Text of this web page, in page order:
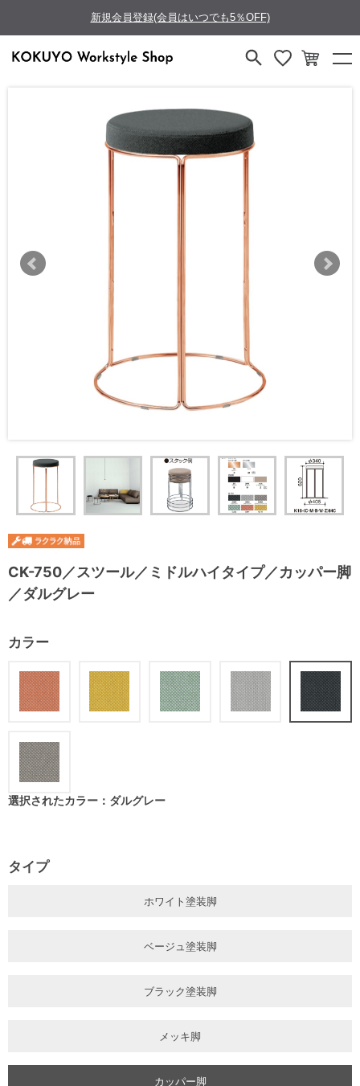
新規会員登録(会員はいつでも5％OFF)
CK-750／スツール／ミドルハイタイプ／カッパー脚
／ダルグレー
カラー
選択されたカラー：ダルグレー
タイプ
ホワイト塗装脚
ベージュ塗装脚
ブラック塗装脚
メッキ脚
カッパー脚